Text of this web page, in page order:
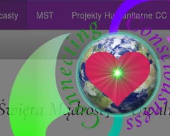
MST Projekty Humanitarne CC
Mądrość] –